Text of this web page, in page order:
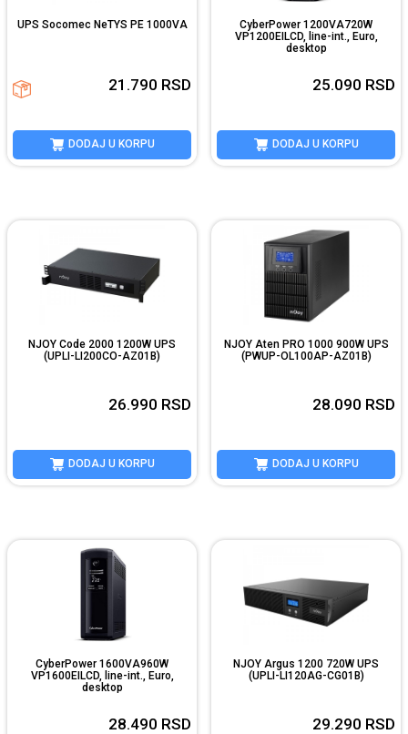
UPS Socomec NeTYS PE 1000VA
21.790 RSD
DODAJ U KORPU
CyberPower 1200VA720W
VP1200EILCD, line-int., Euro,
desktop
25.090 RSD
DODAJ U KORPU
NJOY Code 2000 1200W UPS
(UPLI-LI200CO-AZ01B)
26.990 RSD
DODAJ U KORPU
NJOY Aten PRO 1000 900W UPS
(PWUP-OL100AP-AZ01B)
28.090 RSD
DODAJ U KORPU
CyberPower 1600VA960W
VP1600EILCD, line-int., Euro,
desktop
28.490 RSD
NJOY Argus 1200 720W UPS
(UPLI-LI120AG-CG01B)
29.290 RSD